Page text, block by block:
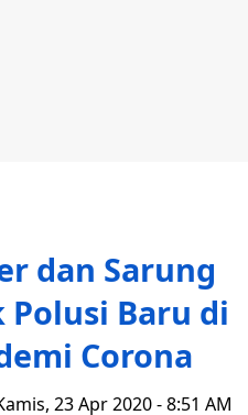
dan Sarung
Polusi Baru di
Corona
23 Apr 2020 - 8:51 AM